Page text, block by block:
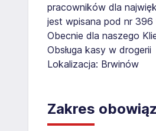
pracowników dla
jest wpisana pod nr 396
Obecnie dla naszego
Obsługa kasy w drogerii
Lokalizacja: Brwinów
Zakres